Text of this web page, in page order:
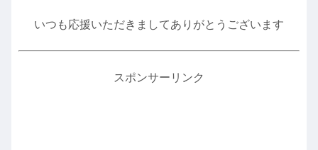
いつも応援いただきましてありがとうございます
スポンサーリンク